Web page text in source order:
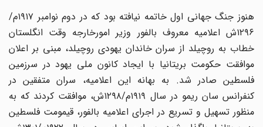
هنوز جنگ جهانی اول خاتمه نیافته بود که در دوم نوامبر ۱۹۱۷م/
۱۲۹۶ش اعلامیه معروف بالفور وزیر امورخارجه وقت انگلستان
خطاب به روچیلد از سران خاندان یهودی روچیلد، مبنی بر اعلان
موافقت حکومت بریتانیا با ایجاد کانون ملی یهود در سرزمین
فلسطین صادر شد. به بهانه این اعلامیه، سران متفقین در
کنفرانس سان ریمو در سال ۱۹۱۹م/۱۲۹۸ش، موافقت کردند که به
منظور تسهیل و تسریع در اجرای اعلامیه بالفور، قیمومت فلسطین